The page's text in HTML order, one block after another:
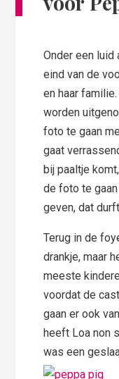
Onder een luid
eind van de
en haar
worden
foto te gaan
gaat
bij paaltje
de foto te
geven, dat
Terug in de
drankje, maar
meeste
voordat de
gaan er ook
heeft Loa non
was een